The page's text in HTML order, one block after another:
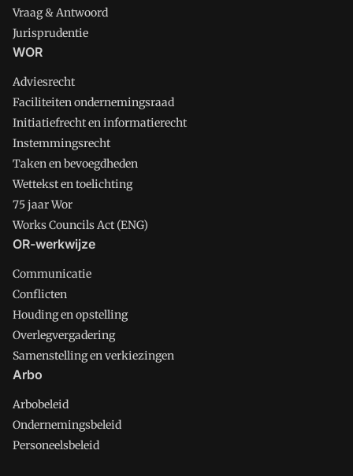
Vraag & Antwoord
Jurisprudentie
WOR
Adviesrecht
Faciliteiten ondernemingsraad
Initiatiefrecht en informatierecht
Instemmingsrecht
Taken en bevoegdheden
Wettekst en toelichting
75 jaar Wor
Works Councils Act (ENG)
OR-werkwijze
Communicatie
Conflicten
Houding en opstelling
Overlegvergadering
Samenstelling en verkiezingen
Arbo
Arbobeleid
Ondernemingsbeleid
Personeelsbeleid